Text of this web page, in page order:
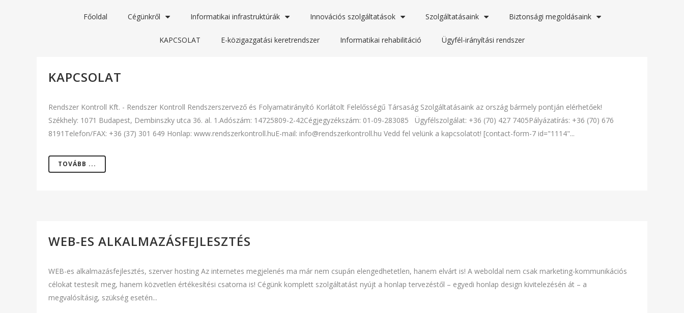
Főoldal Cégünkről Informatikai infrastruktúrák Innovációs szolgáltatások Szolgáltatásaink Biztonsági megoldásaink
KAPCSOLAT E-közigazgatási keretrendszer Informatikai rehabilitáció Ügyfél-irányítási rendszer
KAPCSOLAT
Rendszer Kontroll Kft. - Rendszer Kontroll Rendszerszervező és Folyamatirányító Korlátolt Felelősségű Társaság Szolgáltatásaink az ország bármely pontján elérhetőek!
Székhely: 1071 Budapest, Dembinszky utca 36. al. 1.Adószám: 14725809-2-42Cégjegyzékszám: 01-09-283085 Ügyfélszolgálat: +36 (70) 427 7405Pályázatírás: +36 (70) 676
8191Telefon/FAX: +36 (37) 301 649 Honlap: www.rendszerkontroll.huE-mail: info@rendszerkontroll.hu Vedd fel velünk a kapcsolatot! [contact-form-7 id="1114"...
TOVÁBB ...
WEB-ES ALKALMAZÁSFEJLESZTÉS
WEB-es alkalmazásfejlesztés, szerver hosting Az internetes megjelenés ma már nem csupán elengedhetetlen, hanem elvárt is! A weboldal nem csak marketing-kommunikációs
célokat testesít meg, hanem közvetlen értékesítési csatorna is! Cégünk komplett szolgáltatást nyújt a honlap tervezéstől – egyedi honlap design kivitelezésén át – a
megvalósításig, szükség esetén...